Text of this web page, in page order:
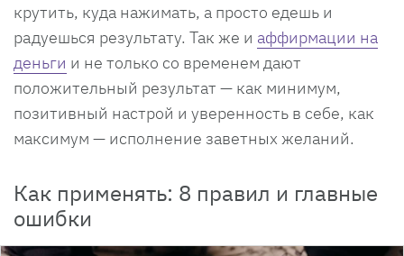
крутить, куда нажимать, а просто едешь и
радуешься результату. Так же и аффирмации на
деньги и не только со временем дают
положительный результат — как минимум,
позитивный настрой и уверенность в себе, как
максимум — исполнение заветных желаний.
Как применять: 8 правил и главные
ошибки